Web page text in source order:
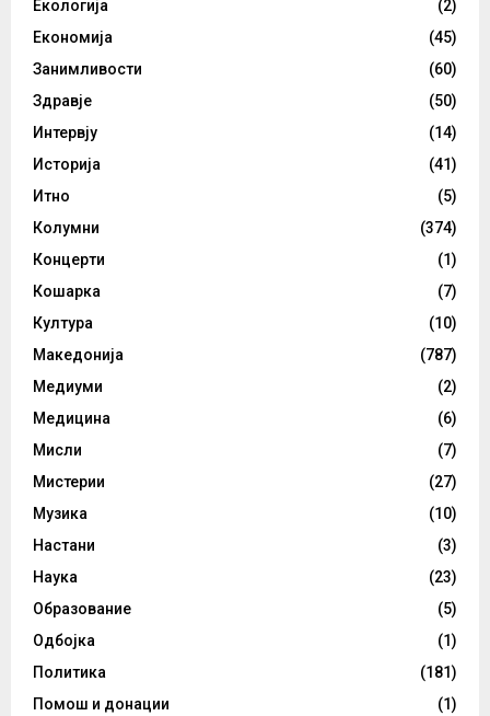
Екологија
(2)
Економија
(45)
Занимливости
(60)
Здравје
(50)
Интервју
(14)
Историја
(41)
Итно
(5)
Колумни
(374)
Концерти
(1)
Кошарка
(7)
Култура
(10)
Македонија
(787)
Медиуми
(2)
Медицина
(6)
Мисли
(7)
Мистерии
(27)
Музика
(10)
Настани
(3)
Наука
(23)
Образование
(5)
Одбојка
(1)
Политика
(181)
Помош и донации
(1)